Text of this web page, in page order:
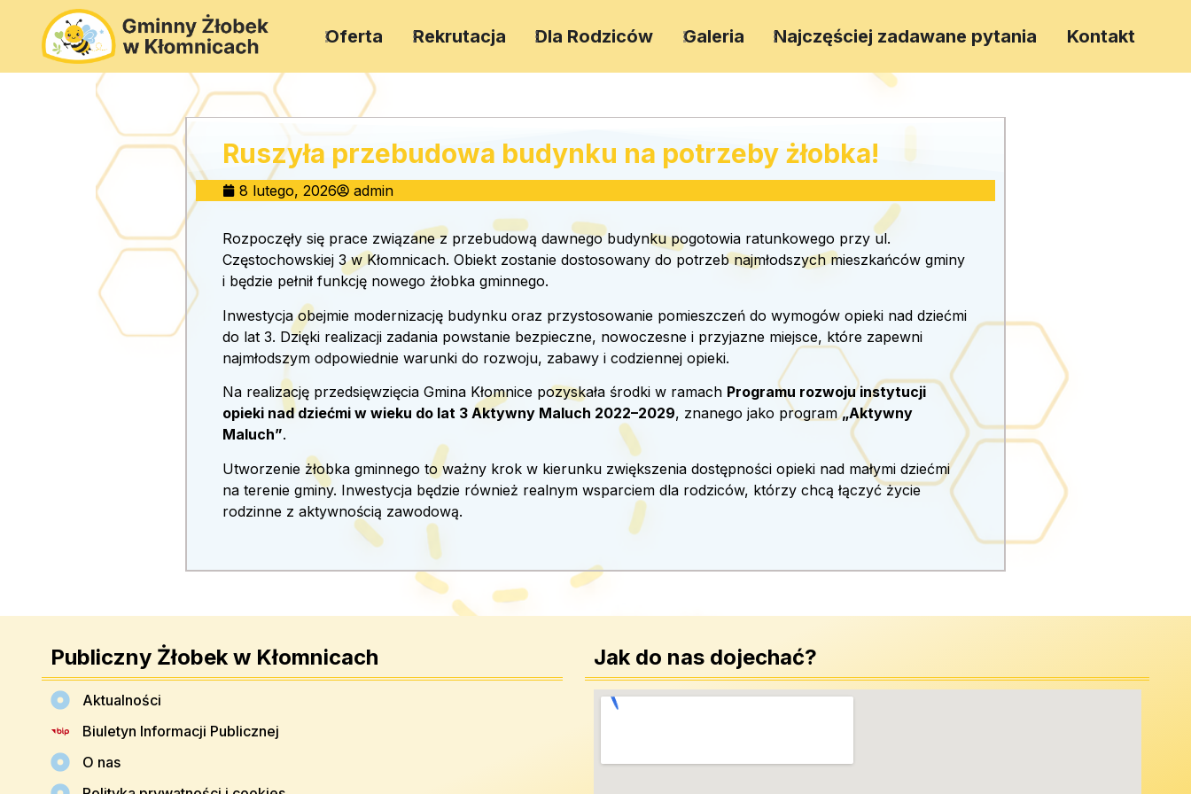
Oferta Rekrutacja Dla Rodziców Galeria Najczęściej zadawane pytania Kontakt
Ruszyła przebudowa budynku na potrzeby żłobka!
8 lutego, 2026 admin
Rozpoczęły się prace związane z przebudową dawnego budynku pogotowia ratunkowego przy ul.
Częstochowskiej 3 w Kłomnicach. Obiekt zostanie dostosowany do potrzeb najmłodszych mieszkańców gminy
i będzie pełnił funkcję nowego żłobka gminnego.
Inwestycja obejmie modernizację budynku oraz przystosowanie pomieszczeń do wymogów opieki nad dziećmi
do lat 3. Dzięki realizacji zadania powstanie bezpieczne, nowoczesne i przyjazne miejsce, które zapewni
najmłodszym odpowiednie warunki do rozwoju, zabawy i codziennej opieki.
Na realizację przedsięwzięcia Gmina Kłomnice pozyskała środki w ramach Programu rozwoju instytucji
opieki nad dziećmi w wieku do lat 3 Aktywny Maluch 2022–2029, znanego jako program„Aktywny
Maluch”.
Utworzenie żłobka gminnego to ważny krok w kierunku zwiększenia dostępności opieki nad małymi dziećmi
na terenie gminy. Inwestycja będzie również realnym wsparciem dla rodziców, którzy chcą łączyć życie
rodzinne z aktywnością zawodową.
Publiczny Żłobek w Kłomnicach Jak do nas dojechać?
Aktualności
Biuletyn Informacji Publicznej
O nas